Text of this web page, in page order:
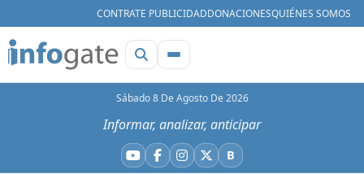
CONTRATE PUBLICIDADDONACIONESQUIÉNES SOMOS
Sábado 8 De Agosto De 2026
Informar, analizar, anticipar
YouTube
Facebook
Instagram
X BBluesky